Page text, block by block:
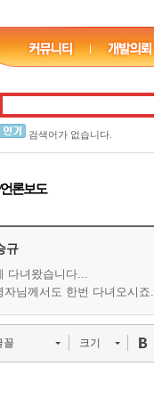
검색어가 없습니다.
론보도
규
다녀왔습니다...
자님께서도 한번 다녀오시죠.
꼴 크기